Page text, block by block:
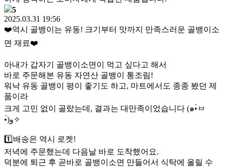
5
2025.03.31 19:56
❤️역시 골뱅이는 유동! 크기부터 맛까지 만족스러운 골뱅이소
면 재료❤️
아내가 갑자기 골뱅이소면이 먹고 싶다고 해서
바로 주문해본 유동 자연산 골뱅이 통조림!
워낙 유동 골뱅이 평이 좋기도 하고, 마트에서도 종종 봤던 제
품이라
크게 고민 없이 골랐는데, 결과는 대만족이었습니다 (๑•̀ㅂ
•́)و✧
1️⃣배송은 역시 로켓!
저녁에 주문했는데 다음날 바로 도착했어요.
덕분에 퇴근 후 곧바로 골뱅이소면 만들어서 식탁에 올릴 수